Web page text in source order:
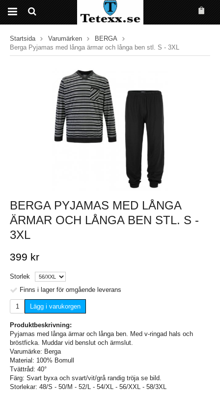
Startsida Varumärken
BERGA
Berga Pyjamas med långa ärmar och långa ben stl. S - 3XL
BERGA PYJAMAS MED LÅNGA
ÄRMAR OCH LÅNGA BEN STL. S -
3XL
399 kr
Storlek
Finns i lager för omgående leverans
Lägg i varukorgen
Produktbeskrivning:
Pyjamas med långa ärmar och långa ben. Med v-ringad hals och
bröstficka. Muddar vid benslut och ärmslut.
Varumärke: Berga
Material: 100% Bomull
Tvättråd: 40°
Färg: Svart byxa och svart/vit/grå randig tröja se bild.
Storlekar: 48/S - 50/M - 52/L - 54/XL - 56/XXL - 58/3XL